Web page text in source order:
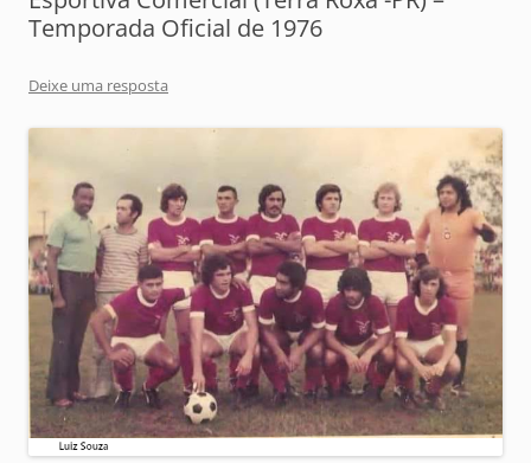
Temporada Oficial de 1976
Deixe uma resposta